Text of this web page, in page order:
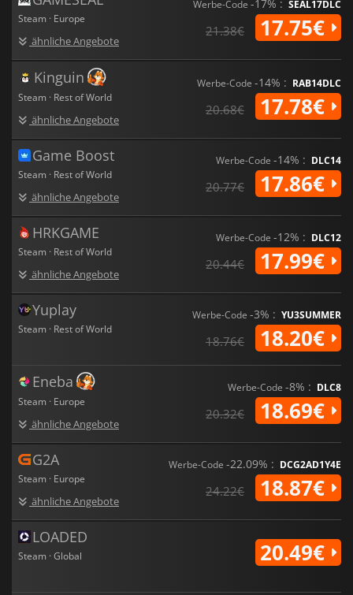
Steam · Europe
ähnliche Angebote
Werbe-Code -17% : SEAL17DLC
21.38€ 17.75€
Kinguin
Steam · Rest of World
ähnliche Angebote
Werbe-Code -14% : RAB14DLC
20.68€ 17.78€
Game Boost
Steam · Rest of World
ähnliche Angebote
Werbe-Code -14% : DLC14
20.77€ 17.86€
HRKGAME
Steam · Rest of World
ähnliche Angebote
Werbe-Code -12% : DLC12
20.44€ 17.99€
Yuplay
Steam · Rest of World
Werbe-Code -3% : YU3SUMMER
18.76€ 18.20€
Eneba
Steam · Europe
ähnliche Angebote
Werbe-Code -8% : DLC8
20.32€ 18.69€
G2A
Steam · Europe
ähnliche Angebote
Werbe-Code -22.09% : DCG2AD1Y4E
24.22€ 18.87€
LOADED
Steam · Global 20.49€